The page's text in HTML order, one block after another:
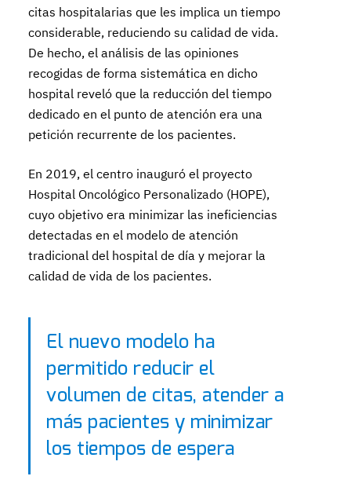
citas hospitalarias que les implica un tiempo
considerable, reduciendo su calidad de vida.
De hecho, el análisis de las opiniones
recogidas de forma sistemática en dicho
hospital reveló que la reducción del tiempo
dedicado en el punto de atención era una
petición recurrente de los pacientes.
En 2019, el centro inauguró el proyecto
Hospital Oncológico Personalizado (HOPE),
cuyo objetivo era minimizar las ineficiencias
detectadas en el modelo de atención
tradicional del hospital de día y mejorar la
calidad de vida de los pacientes.
El nuevo modelo ha
permitido reducir el
volumen de citas, atender a
más pacientes y minimizar
los tiempos de espera